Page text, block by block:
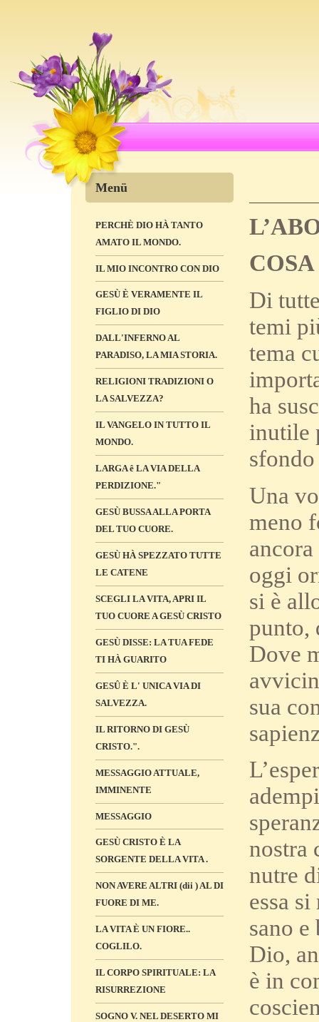
Menü
PERCHÈ DIO HÀ TANTO
AMATO IL MONDO.
IL MIO INCONTRO CON DIO
GESÙ È VERAMENTE IL
FIGLIO DI DIO
DALL'INFERNO AL
PARADISO, LA MIA STORIA.
RELIGIONI TRADIZIONI O
LA SALVEZZA?
IL VANGELO IN TUTTO IL
MONDO.
LARGA ê LA VIA DELLA
PERDIZIONE."
GESÙ BUSSA ALLA PORTA
DEL TUO CUORE.
GESÙ HÀ SPEZZATO TUTTE
LE CATENE
SCEGLI LA VITA, APRI IL
TUO CUORE A GESÙ CRISTO
GESÙ DISSE: LA TUA FEDE
TI HÀ GUARITO
GESÛ È L' UNICA VIA DI
SALVEZZA.
IL RITORNO DI GESÙ
CRISTO.".
MESSAGGIO ATTUALE,
IMMINENTE
MESSAGGIO
GESÙ CRISTO È LA
SORGENTE DELLA VITA .
NON AVERE ALTRI (dii ) AL DI
FUORE DI ME.
LA VITA È UN FIORE..
COGLILO.
IL CORPO SPIRITUALE: LA
RISURREZIONE
SOGNO V. NEL DESERTO MI
Di
temi
tema
ha
inutile
Una
meno
oggi
si è
punto,
Dove
sua
nostra
nutre
essa
sano
Dio,
è in